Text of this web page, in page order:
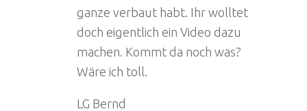
ganze verbaut habt. Ihr wolltet
doch eigentlich ein Video dazu
machen. Kommt da noch was?
Wäre ich toll.
LG Bernd